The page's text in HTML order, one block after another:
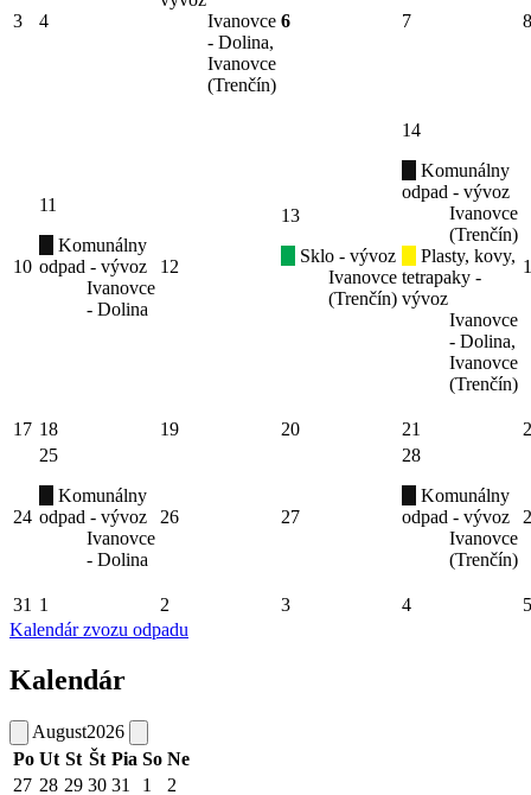
3 4
Ivanovce
- Dolina,
Ivanovce
(Trenčín)
6 7 8
10
11
Komunálny
odpad - vývoz
Ivanovce
- Dolina
12
13
Sklo - vývoz
Ivanovce
(Trenčín)
14
Komunálny
odpad - vývoz
Ivanovce
(Trenčín)
Plasty, kovy,
tetrapaky -
vývoz
Ivanovce
- Dolina,
Ivanovce
(Trenčín)
17 18 19 20 21
24
25
Komunálny
odpad - vývoz
Ivanovce
- Dolina
26 27
28
Komunálny
odpad - vývoz
Ivanovce
(Trenčín)
31 1 2 3 4
5
Kalendár zvozu odpadu
Kalendár
August2026
Po Ut St Št Pia So Ne
27 28 29 30 31 1
2